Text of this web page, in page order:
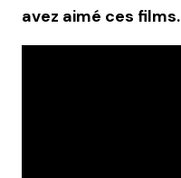
avez aimé ces films.